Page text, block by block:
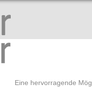
Eine hervorragende